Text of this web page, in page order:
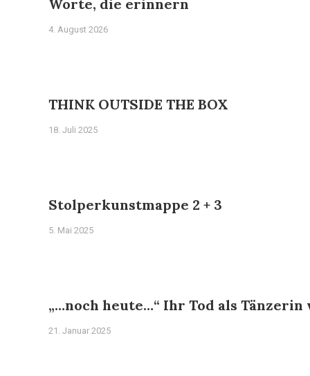
Worte, die erinnern
4. August 2026
THINK OUTSIDE THE BOX
18. Juli 2025
Stolperkunstmappe 2 + 3
5. Mai 2025
„…noch heute…“ Ihr Tod als
21. Januar 2025